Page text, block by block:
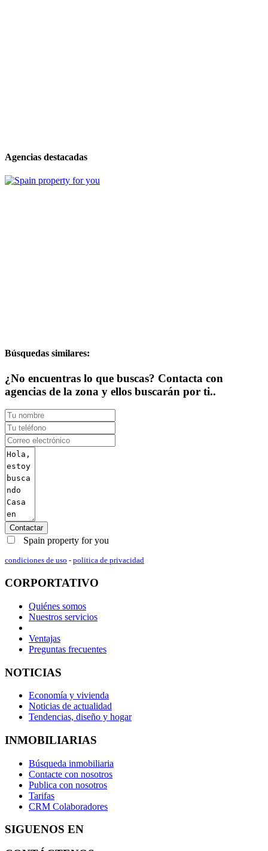
Agencias destacadas
Búsquedas similares:
¿No encuentras lo que buscas? Contacta con
agencias de la zona y ellos buscarán por ti..
Contactar
Spain property for you
condiciones de uso - politica de privacidad
CORPORTATIVO
Quiénes somos
Nuestros servicios
Ventajas
Preguntas frecuentes
NOTICIAS
Economía y vivienda
Noticias de actualidad
Tendencias, diseño y hogar
INMOBILIARIAS
Búsqueda inmobiliaria
Contacte con nosotros
Publica con nosotros
Tarifas
CRM Colaboradores
SIGUENOS EN